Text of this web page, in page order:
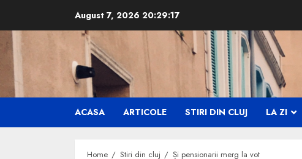
content
August 7, 2026 20:29:19
ACASA ARTICOLE STIRI DIN CLUJ LA ZI
Home Stiri din cluj Și pensionarii merg la vot